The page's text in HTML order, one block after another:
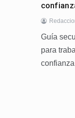
Guía
para